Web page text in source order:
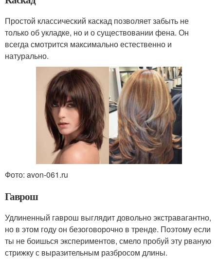
Простой классический каскад позволяет забыть не
только об укладке, но и о существовании фена. Он
всегда смотрится максимально естественно и
натурально.
Фото: avon-061.ru
Гаврош
Удлиненный гаврош выглядит довольно экстравагантно,
но в этом году он безоговорочно в тренде. Поэтому если
ты не боишься экспериментов, смело пробуй эту рваную
стрижку с выразительным разбросом длины.